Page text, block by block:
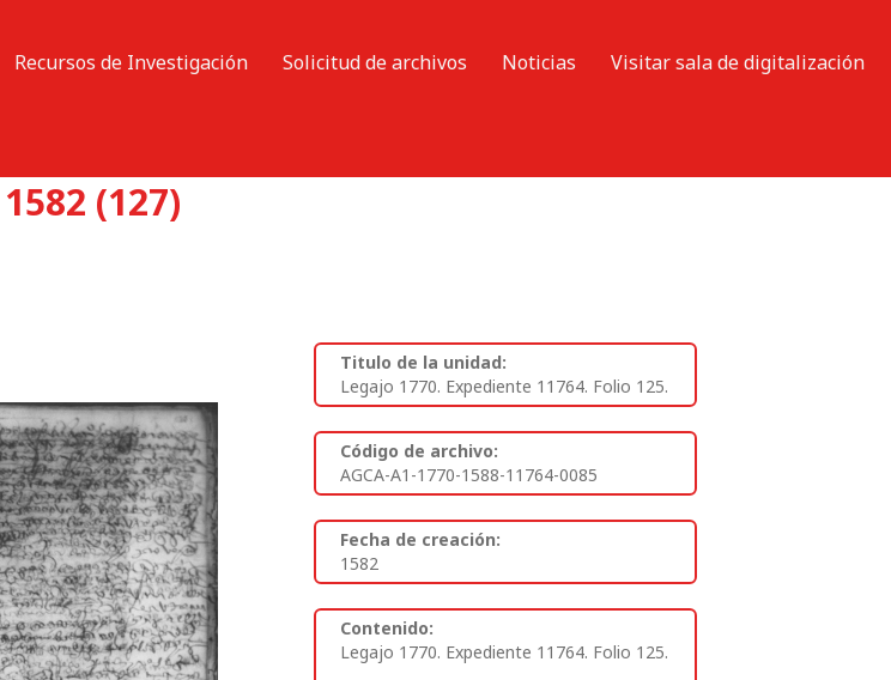
Recursos de Investigación Solicitud de archivos Noticias
Visitar sala de digitalización
(127)
Titulo de la unidad:
Legajo 1770. Expediente 11764. Folio 125.
Código de archivo:
AGCA-A1-1770-1588-11764-0085
Fecha de creación:
1582
Contenido:
Legajo 1770. Expediente 11764. Folio 125.